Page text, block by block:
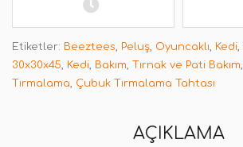
Etiketler: Beeztees, Peluş, Oyuncaklı, Kedi,
30x30x45, Kedi, Bakım, Tırnak ve Pati Bakım,
Tırmalama, Çubuk Tırmalama Tahtası
AÇIKLAMA